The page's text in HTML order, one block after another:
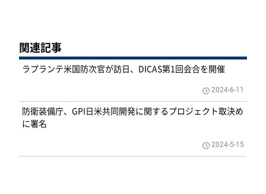
関連記事
ラプランテ米国防次官が訪日、DICAS第1回会合を開催
2024-6-11
防衛装備庁、GPI日米共同開発に関するプロジェクト取決め
に署名
2024-5-15